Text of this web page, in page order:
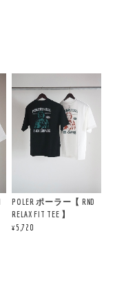
POLER ポーラー【 RND
RELAX FIT TEE 】
¥5,720